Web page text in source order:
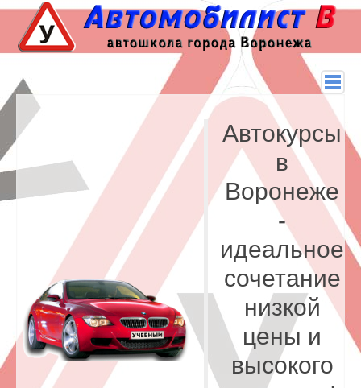
Автокурсы
в
Воронеже
-
идеальное
сочетание
низкой
цены и
высокого